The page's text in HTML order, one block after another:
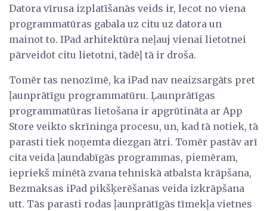
Datora vīrusa izplatīšanās veids ir, lecot no viena
programmatūras gabala uz citu uz datora un
mainot to. IPad arhitektūra neļauj vienai lietotnei
pārveidot citu lietotni, tādēļ tā ir droša.
Tomēr tas nenozīmē, ka iPad nav neaizsargāts pret
ļaunprātīgu programmatūru. Ļaunprātīgas
programmatūras lietošana ir apgrūtināta ar App
Store veikto skrīninga procesu, un, kad tā notiek, tā
parasti tiek noņemta diezgan ātri. Tomēr pastāv arī
cita veida ļaundabīgās programmas, piemēram,
iepriekš minētā zvana tehniskā atbalsta krāpšana,
Bezmaksas iPad pikšķerēšanas veida izkrāpšana
utt. Tās parasti rodas ļaunprātīgās tīmekļa vietnes